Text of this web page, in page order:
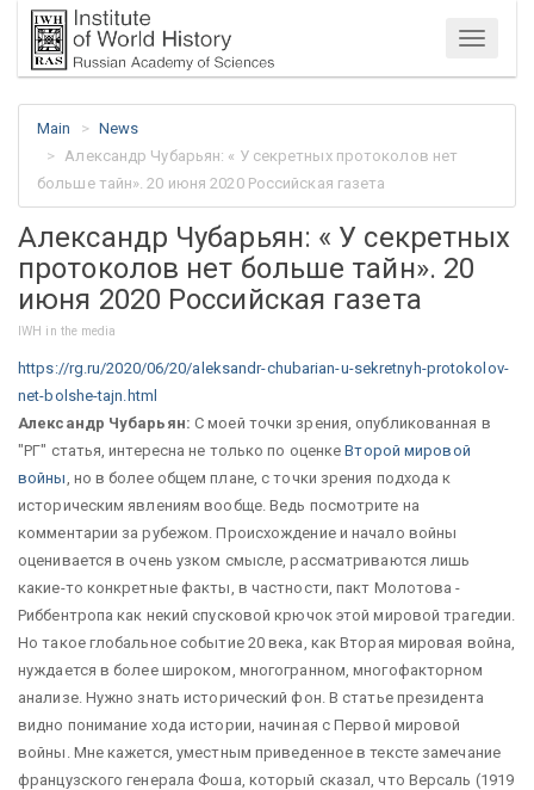
Menu
Main
News
Александр Чубарьян: « У секретных протоколов нет
больше тайн». 20 июня 2020 Российская газета
Александр Чубарьян: « У секретных
протоколов нет больше тайн». 20
июня 2020 Российская газета
IWH in the media
https://rg.ru/2020/06/20/aleksandr-chubarian-u-sekretnyh-protokolov-
net-bolshe-tajn.html
Александр Чубарьян: С моей точки зрения, опубликованная в
"РГ" статья, интересна не только по оценкеВторой мировой
войны , но в более общем плане, с точки зрения подхода к
историческим явлениям вообще. Ведь посмотрите на
комментарии за рубежом. Происхождение и начало войны
оценивается в очень узком смысле, рассматриваются лишь
какие-то конкретные факты, в частности, пакт Молотова -
Риббентропа как некий спусковой крючок этой мировой трагедии.
Но такое глобальное событие 20 века, как Вторая мировая война,
нуждается в более широком, многогранном, многофакторном
анализе. Нужно знать исторический фон. В статье президента
видно понимание хода истории, начиная с Первой мировой
войны. Мне кажется, уместным приведенное в тексте замечание
французского генерала Фоша, который сказал, что Версаль (1919